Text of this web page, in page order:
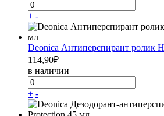
+ -
Deonica Антиперспирант ролик
114,90₽
в наличии
+ -